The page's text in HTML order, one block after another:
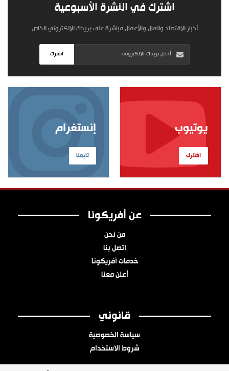
اشترك في النشرة الأسبوعية
أخبار الاقتصاد والمال والأعمال مباشرة على بريدك الإلكتروني الخاص
اشترك
إنستغرام
تابعنا
يوتيوب
اشترك
عن أفريكونا
من نحن
اتصل بنا
خدمات أفريكونا
أعلن معنا
قانوني
سياسة الخصوصية
شروط الاستخدام